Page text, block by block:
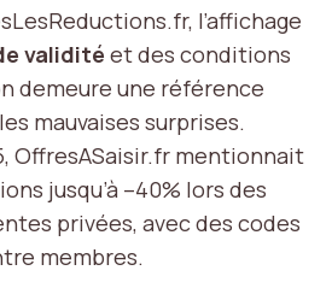
l’affichage
validité et des conditions
demeure une référence
mauvaises surprises.
OffresASaisir.fr mentionnait
jusqu’à –40% lors des
privées, avec des codes
membres.